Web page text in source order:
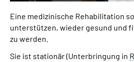
Eine medizinische Rehabilitation
unterstützen, wieder gesund und
zu werden.
Sie ist stationär (Unterbringung in